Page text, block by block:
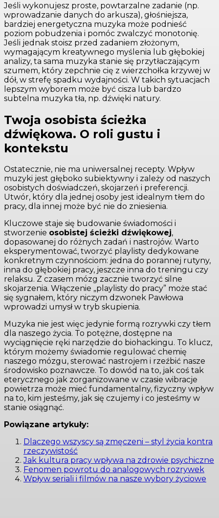
Jeśli wykonujesz proste, powtarzalne zadanie (np.
wprowadzanie danych do arkusza), głośniejsza,
bardziej energetyczna muzyka może podnieść
poziom pobudzenia i pomóc zwalczyć monotonię.
Jeśli jednak stoisz przed zadaniem złożonym,
wymagającym kreatywnego myślenia lub głębokiej
analizy, ta sama muzyka stanie się przytłaczającym
szumem, który zepchnie cię z wierzchołka krzywej w
dół, w strefę spadku wydajności. W takich sytuacjach
lepszym wyborem może być cisza lub bardzo
subtelna muzyka tła, np. dźwięki natury.
Twoja osobista ścieżka
dźwiękowa. O roli gustu i
kontekstu
Ostatecznie, nie ma uniwersalnej recepty. Wpływ
muzyki jest głęboko subiektywny i zależy od naszych
osobistych doświadczeń, skojarzeń i preferencji.
Utwór, który dla jednej osoby jest idealnym tłem do
pracy, dla innej może być nie do zniesienia.
Kluczowe staje się budowanie świadomości i
stworzenie osobistej ścieżki dźwiękowej,
dopasowanej do różnych zadań i nastrojów. Warto
eksperymentować, tworzyć playlisty dedykowane
konkretnym czynnościom: jedna do porannej rutyny,
inna do głębokiej pracy, jeszcze inna do treningu czy
relaksu. Z czasem mózg zacznie tworzyć silne
skojarzenia. Włączenie „playlisty do pracy” może stać
się sygnałem, który niczym dzwonek Pawłowa
wprowadzi umysł w tryb skupienia.
Muzyka nie jest więc jedynie formą rozrywki czy tłem
dla naszego życia. To potężne, dostępne na
wyciągnięcie ręki narzędzie do biohackingu. To klucz,
którym możemy świadomie regulować chemię
naszego mózgu, sterować nastrojem i rzeźbić nasze
środowisko poznawcze. To dowód na to, jak coś tak
eterycznego jak zorganizowane w czasie wibracje
powietrza może mieć fundamentalny, fizyczny wpływ
na to, kim jesteśmy, jak się czujemy i co jesteśmy w
stanie osiągnąć.
Powiązane artykuły:
Dlaczego wszyscy są zmęczeni – styl życia kontra
rzeczywistość
Jak kultura pracy wpływa na zdrowie psychiczne
Fenomen powrotu do analogowych rozrywek
Wpływ seriali i filmów na nasze wybory życiowe